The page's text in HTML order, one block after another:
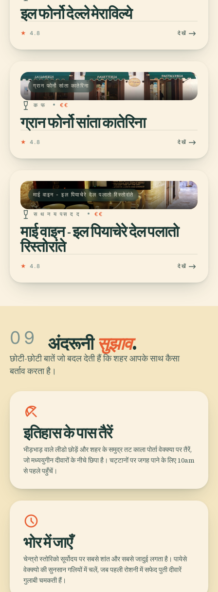
इल फोर्नो देल्ले मेराविल्ये
★ 4.8 देखें
ग्रान फोर्नो सांता कातेरिना
क फ €€
ग्रान फोर्नो सांता कातेरिना
★ 4.8 देखें
माई वाइन - इल पियाचेरे देल पलातो रिस्तोरांते
स थ न य पस द द €€
माई वाइन - इल पियाचेरे देल पलातो
रिस्तोरांते
★ 4.8 देखें
09 अंदरूनीसुझाव.
छोटी-छोटी बातें जो बदल देती हैं कि शहर आपके साथ कैसा
बर्ताव करता है।
beach_access
इतिहास के पास तैरें
भीड़भाड़ वाले लीडो छोड़ें और शहर के समुद्र तट काला पोर्ता वेक्क्या पर तैरें,
जो मध्ययुगीन दीवारों के नीचे छिपा है। चट्टानों पर जगह पाने के लिए 10am
से पहले पहुँचें।
schedule
भोर में जाएँ
चेन्त्रो स्तोरिको सूर्योदय पर सबसे शांत और सबसे जादुई लगता है। पायेसे
वेक्क्यो की सुनसान गलियों में चलें, जब पहली रोशनी में सफेद पुती दीवारें
गुलाबी चमकती हैं।